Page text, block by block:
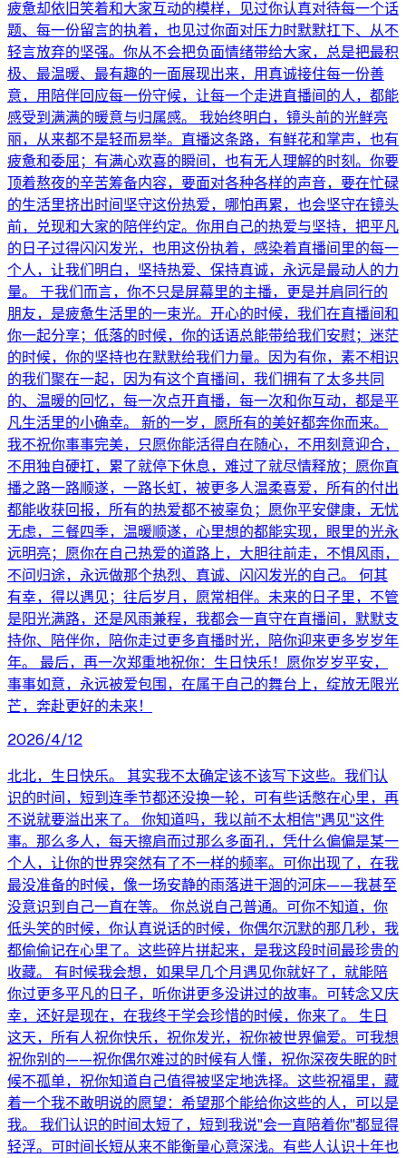
疲惫却依旧笑着和大家互动的模样，见过你认真对待每一个话
题、每一份留言的执着，也见过你面对压力时默默扛下、从不
轻言放弃的坚强。你从不会把负面情绪带给大家，总是把最积
极、最温暖、最有趣的一面展现出来，用真诚接住每一份善
意，用陪伴回应每一份守候，让每一个走进直播间的人，都能
感受到满满的暖意与归属感。 我始终明白，镜头前的光鲜亮
丽，从来都不是轻而易举。直播这条路，有鲜花和掌声，也有
疲惫和委屈；有满心欢喜的瞬间，也有无人理解的时刻。你要
顶着熬夜的辛苦筹备内容，要面对各种各样的声音，要在忙碌
的生活里挤出时间坚守这份热爱，哪怕再累，也会坚守在镜头
前，兑现和大家的陪伴约定。你用自己的热爱与坚持，把平凡
的日子过得闪闪发光，也用这份执着，感染着直播间里的每一
个人，让我们明白，坚持热爱、保持真诚，永远是最动人的力
量。 于我们而言，你不只是屏幕里的主播，更是并肩同行的
朋友，是疲惫生活里的一束光。开心的时候，我们在直播间和
你一起分享；低落的时候，你的话语总能带给我们安慰；迷茫
的时候，你的坚持也在默默给我们力量。因为有你，素不相识
的我们聚在一起，因为有这个直播间，我们拥有了太多共同
的、温暖的回忆，每一次点开直播，每一次和你互动，都是平
凡生活里的小确幸。 新的一岁，愿所有的美好都奔你而来。
我不祝你事事完美，只愿你能活得自在随心，不用刻意迎合，
不用独自硬扛，累了就停下休息，难过了就尽情释放；愿你直
播之路一路顺遂，一路长虹，被更多人温柔喜爱，所有的付出
都能收获回报，所有的热爱都不被辜负；愿你平安健康，无忧
无虑，三餐四季，温暖顺遂，心里想的都能实现，眼里的光永
远明亮；愿你在自己热爱的道路上，大胆往前走，不惧风雨，
不问归途，永远做那个热烈、真诚、闪闪发光的自己。 何其
有幸，得以遇见；往后岁月，愿常相伴。未来的日子里，不管
是阳光满路，还是风雨兼程，我都会一直守在直播间，默默支
持你、陪伴你，陪你走过更多直播时光，陪你迎来更多岁岁年
年。 最后，再一次郑重地祝你：生日快乐！愿你岁岁平安，
事事如意，永远被爱包围，在属于自己的舞台上，绽放无限光
芒，奔赴更好的未来！
2026/4/12
北北，生日快乐。 其实我不太确定该不该写下这些。我们认
识的时间，短到连季节都还没换一轮，可有些话憋在心里，再
不说就要溢出来了。 你知道吗，我以前不太相信"遇见"这件
事。那么多人，每天擦肩而过那么多面孔，凭什么偏偏是某一
个人，让你的世界突然有了不一样的频率。可你出现了，在我
最没准备的时候，像一场安静的雨落进干涸的河床——我甚至
没意识到自己一直在等。 你总说自己普通。可你不知道，你
低头笑的时候，你认真说话的时候，你偶尔沉默的那几秒，我
都偷偷记在心里了。这些碎片拼起来，是我这段时间最珍贵的
收藏。 有时候我会想，如果早几个月遇见你就好了，就能陪
你过更多平凡的日子，听你讲更多没讲过的故事。可转念又庆
幸，还好是现在，在我终于学会珍惜的时候，你来了。 生日
这天，所有人祝你快乐，祝你发光，祝你被世界偏爱。可我想
祝你别的——祝你偶尔难过的时候有人懂，祝你深夜失眠的时
候不孤单，祝你知道自己值得被坚定地选择。这些祝福里，藏
着一个我不敢明说的愿望：希望那个能给你这些的人，可以是
我。 我们认识的时间太短了，短到我说"会一直陪着你"都显得
轻浮。可时间长短从来不能衡量心意深浅。有些人认识十年也